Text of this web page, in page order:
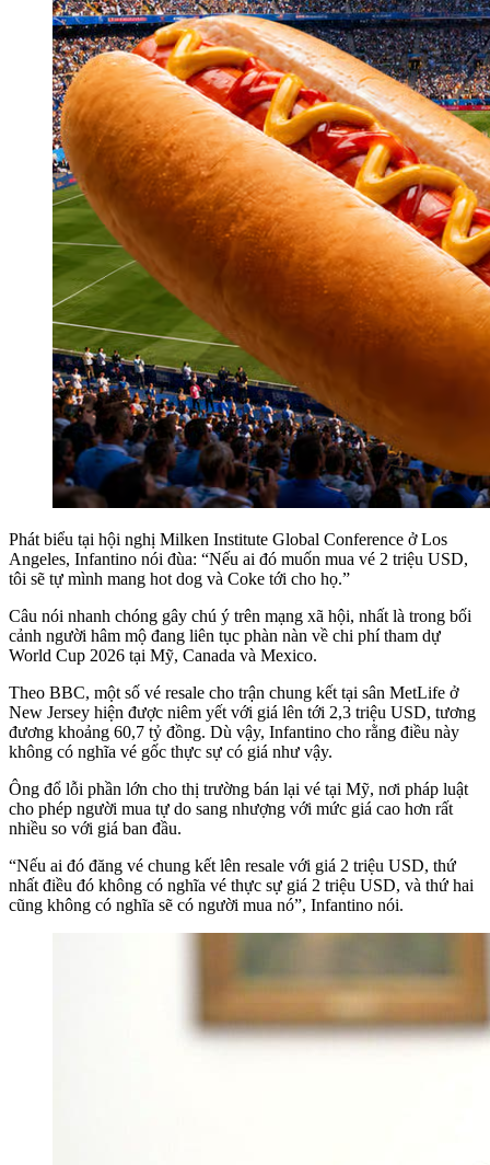
Phát biểu tại hội nghị Milken Institute Global Conference ở Los
Angeles, Infantino nói đùa: “Nếu ai đó muốn mua vé 2 triệu USD,
tôi sẽ tự mình mang hot dog và Coke tới cho họ.”
Câu nói nhanh chóng gây chú ý trên mạng xã hội, nhất là trong bối
cảnh người hâm mộ đang liên tục phàn nàn về chi phí tham dự
World Cup 2026 tại Mỹ, Canada và Mexico.
Theo BBC, một số vé resale cho trận chung kết tại sân MetLife ở
New Jersey hiện được niêm yết với giá lên tới 2,3 triệu USD, tương
đương khoảng 60,7 tỷ đồng. Dù vậy, Infantino cho rằng điều này
không có nghĩa vé gốc thực sự có giá như vậy.
Ông đổ lỗi phần lớn cho thị trường bán lại vé tại Mỹ, nơi pháp luật
cho phép người mua tự do sang nhượng với mức giá cao hơn rất
nhiều so với giá ban đầu.
“Nếu ai đó đăng vé chung kết lên resale với giá 2 triệu USD, thứ
nhất điều đó không có nghĩa vé thực sự giá 2 triệu USD, và thứ hai
cũng không có nghĩa sẽ có người mua nó”, Infantino nói.